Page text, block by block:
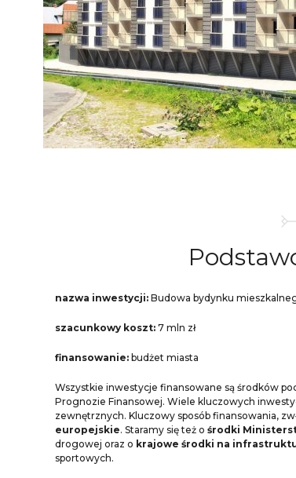
nazwa inwestycji: Budowa bydynku
szacunkowy koszt: 7 mln zł
finansowanie: budżet miasta
Wszystkie inwestycje finansowane są środków
Prognozie Finansowej. Wiele kluczowych
zewnętrznych. Kluczowy sposób finansowania,
europejskie. Staramy się też o środki
drogowej oraz o krajowe środki na
sportowych.